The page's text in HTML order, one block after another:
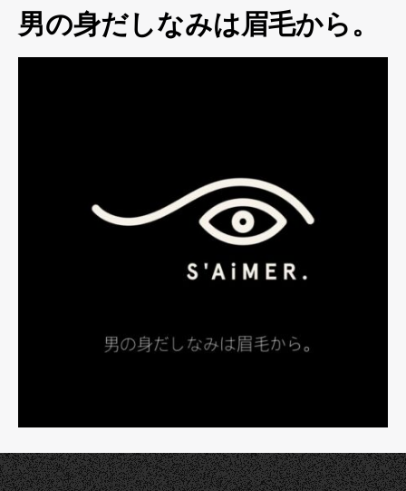
男の身だしなみは眉毛から。